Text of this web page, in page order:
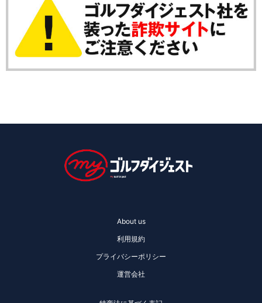
About us
利用規約
プライバシーポリシー
運営会社